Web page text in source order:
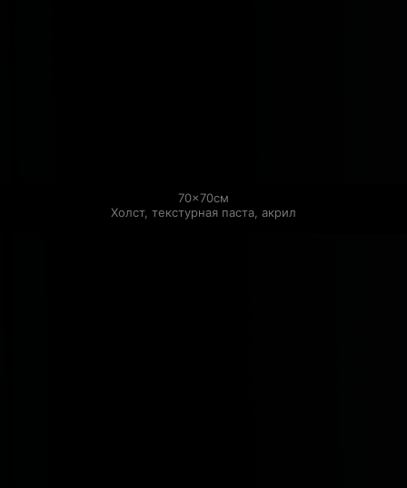
70×70см
Холст, текстурная паста, акрил